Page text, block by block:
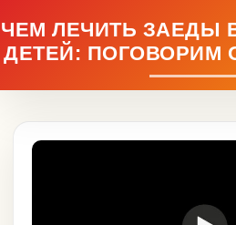
ЧЕМ ЛЕЧИТЬ ЗАЕДЫ
ДЕТЕЙ: ПОГОВОРИМ